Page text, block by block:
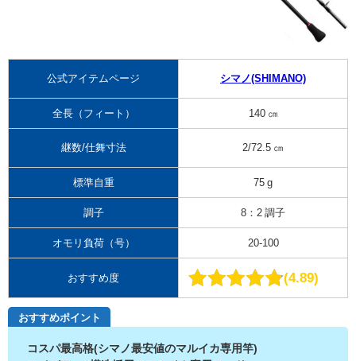
公式アイテムページ シマノ(SHIMANO)
全長（フィート） 140 ㎝
継数/仕舞寸法 2/72.5 ㎝
標準自重 75 g
調子 8：2 調子
オモリ負荷（号） 20-100
おすすめ度 4.89
おすすめポイント
コスパ最高格(シマノ最安値のマルイカ専用竿)